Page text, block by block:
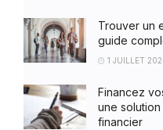
Trouver un
guide
1 JUILLET
Financez
une
financier